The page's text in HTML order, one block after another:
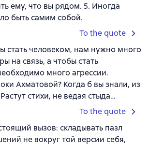
ему, что вы рядом. 5. Иногда
быть самим собой.
To the quote
стать человеком, нам нужно много
на связь, а чтобы стать
много агрессии.
Ахматовой? Когда б вы знали, из
стихи, не ведая стыда…
To the quote
вызов: складывать пазл
не вокруг той версии себя,